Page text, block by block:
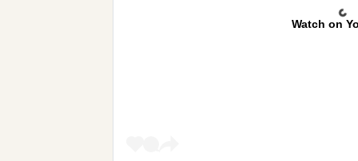
Watch on